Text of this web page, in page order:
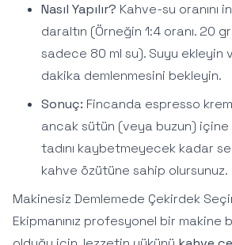
Nasıl Yapılır? Kahve-su oranını
daraltın (Örneğin 1:4 oranı. 20
sadece 80 ml su). Suyu ekleyin
dakika demlenmesini bekleyin.
Sonuç: Fincanda espresso
ancak sütün (veya buzun)
tadını kaybetmeyecek kadar
kahve özütüne sahip olursunuz.
Makinesiz Demlemede Çekirdek
Ekipmanınız profesyonel bir makine